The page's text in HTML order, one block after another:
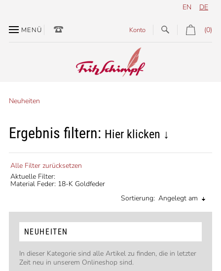
DE
EN
MENÜ (0)
Konto
Neuheiten
Ergebnis filtern: Hier klicken ↓
Alle Filter zurücksetzen
Aktuelle Filter:
Material Feder: 18-K Goldfeder
Sortierung: Angelegt am
NEUHEITEN
In dieser Kategorie sind alle Artikel zu finden, die in letzter
Zeit neu in unserem Onlineshop sind.